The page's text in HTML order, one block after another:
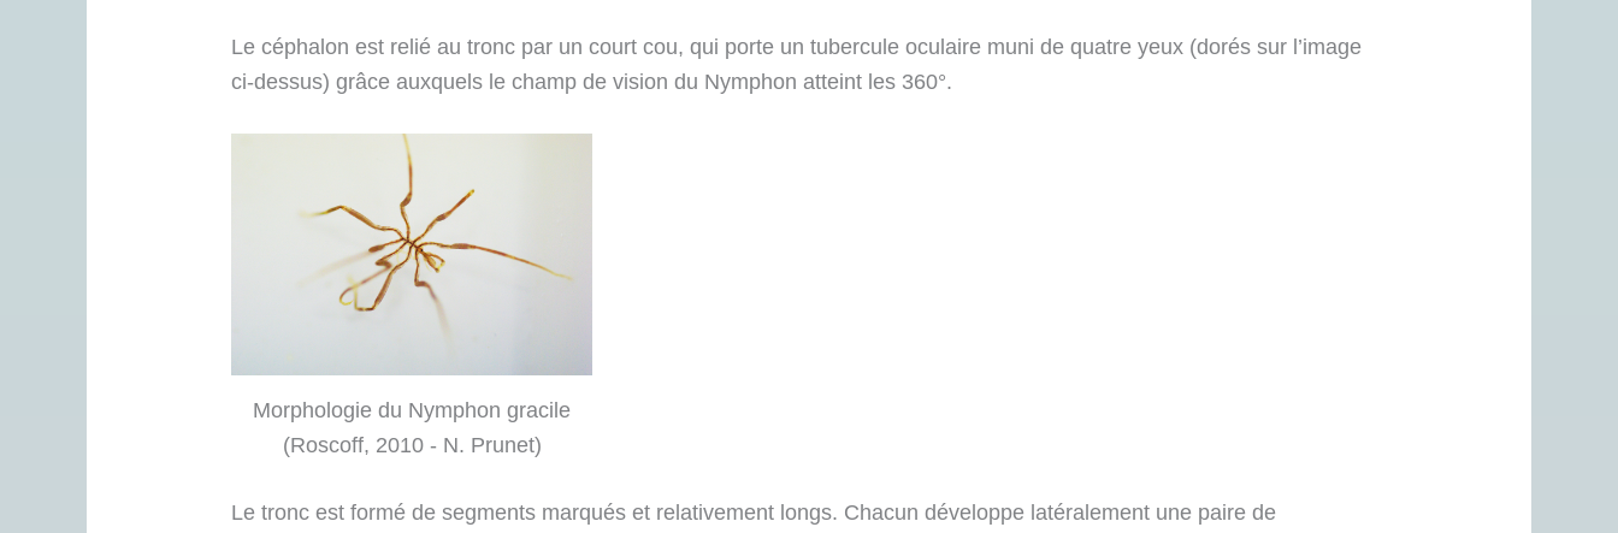
Le céphalon est relié au tronc par un court cou, qui porte un tubercule oculaire muni de quatre yeux (dorés sur l’image
ci-dessus) grâce auxquels le champ de vision du Nymphon atteint les 360°.
Morphologie du Nymphon gracile
(Roscoff, 2010 - N. Prunet)
Le tronc est formé de segments marqués et relativement longs. Chacun développe latéralement une paire de